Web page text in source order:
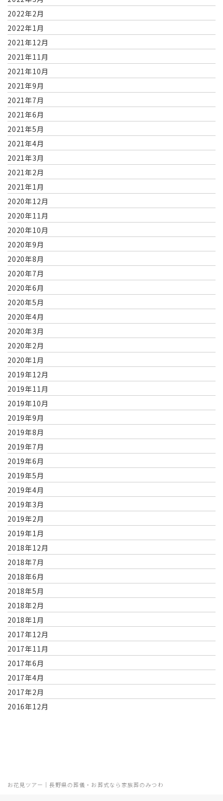
お花見ツアー｜長野県の葬儀・お葬式なら家族葬のみつわ
2022年2月
2022年1月
2021年12月
2021年11月
2021年10月
2021年9月
2021年7月
2021年6月
2021年5月
2021年4月
2021年3月
2021年2月
2021年1月
2020年12月
2020年11月
2020年10月
2020年9月
2020年8月
2020年7月
2020年6月
2020年5月
2020年4月
2020年3月
2020年2月
2020年1月
2019年12月
2019年11月
2019年10月
2019年9月
2019年8月
2019年7月
2019年6月
2019年5月
2019年4月
2019年3月
2019年2月
2019年1月
2018年12月
2018年7月
2018年6月
2018年5月
2018年2月
2018年1月
2017年12月
2017年11月
2017年6月
2017年4月
2017年2月
2016年12月